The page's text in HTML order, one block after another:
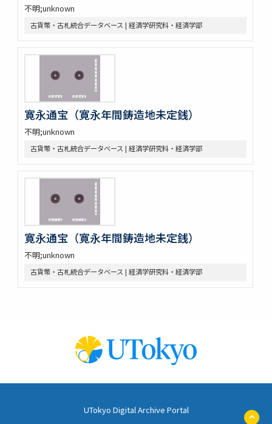
不明;unknown
古貨幣・古札統合データベース | 経済学研究科・経済学部
寛永通宝（寛永年間鋳造地未定銭）
不明;unknown
古貨幣・古札統合データベース | 経済学研究科・経済学部
寛永通宝（寛永年間鋳造地未定銭）
不明;unknown
古貨幣・古札統合データベース | 経済学研究科・経済学部
UTokyo Digital Archive Portal
ペ